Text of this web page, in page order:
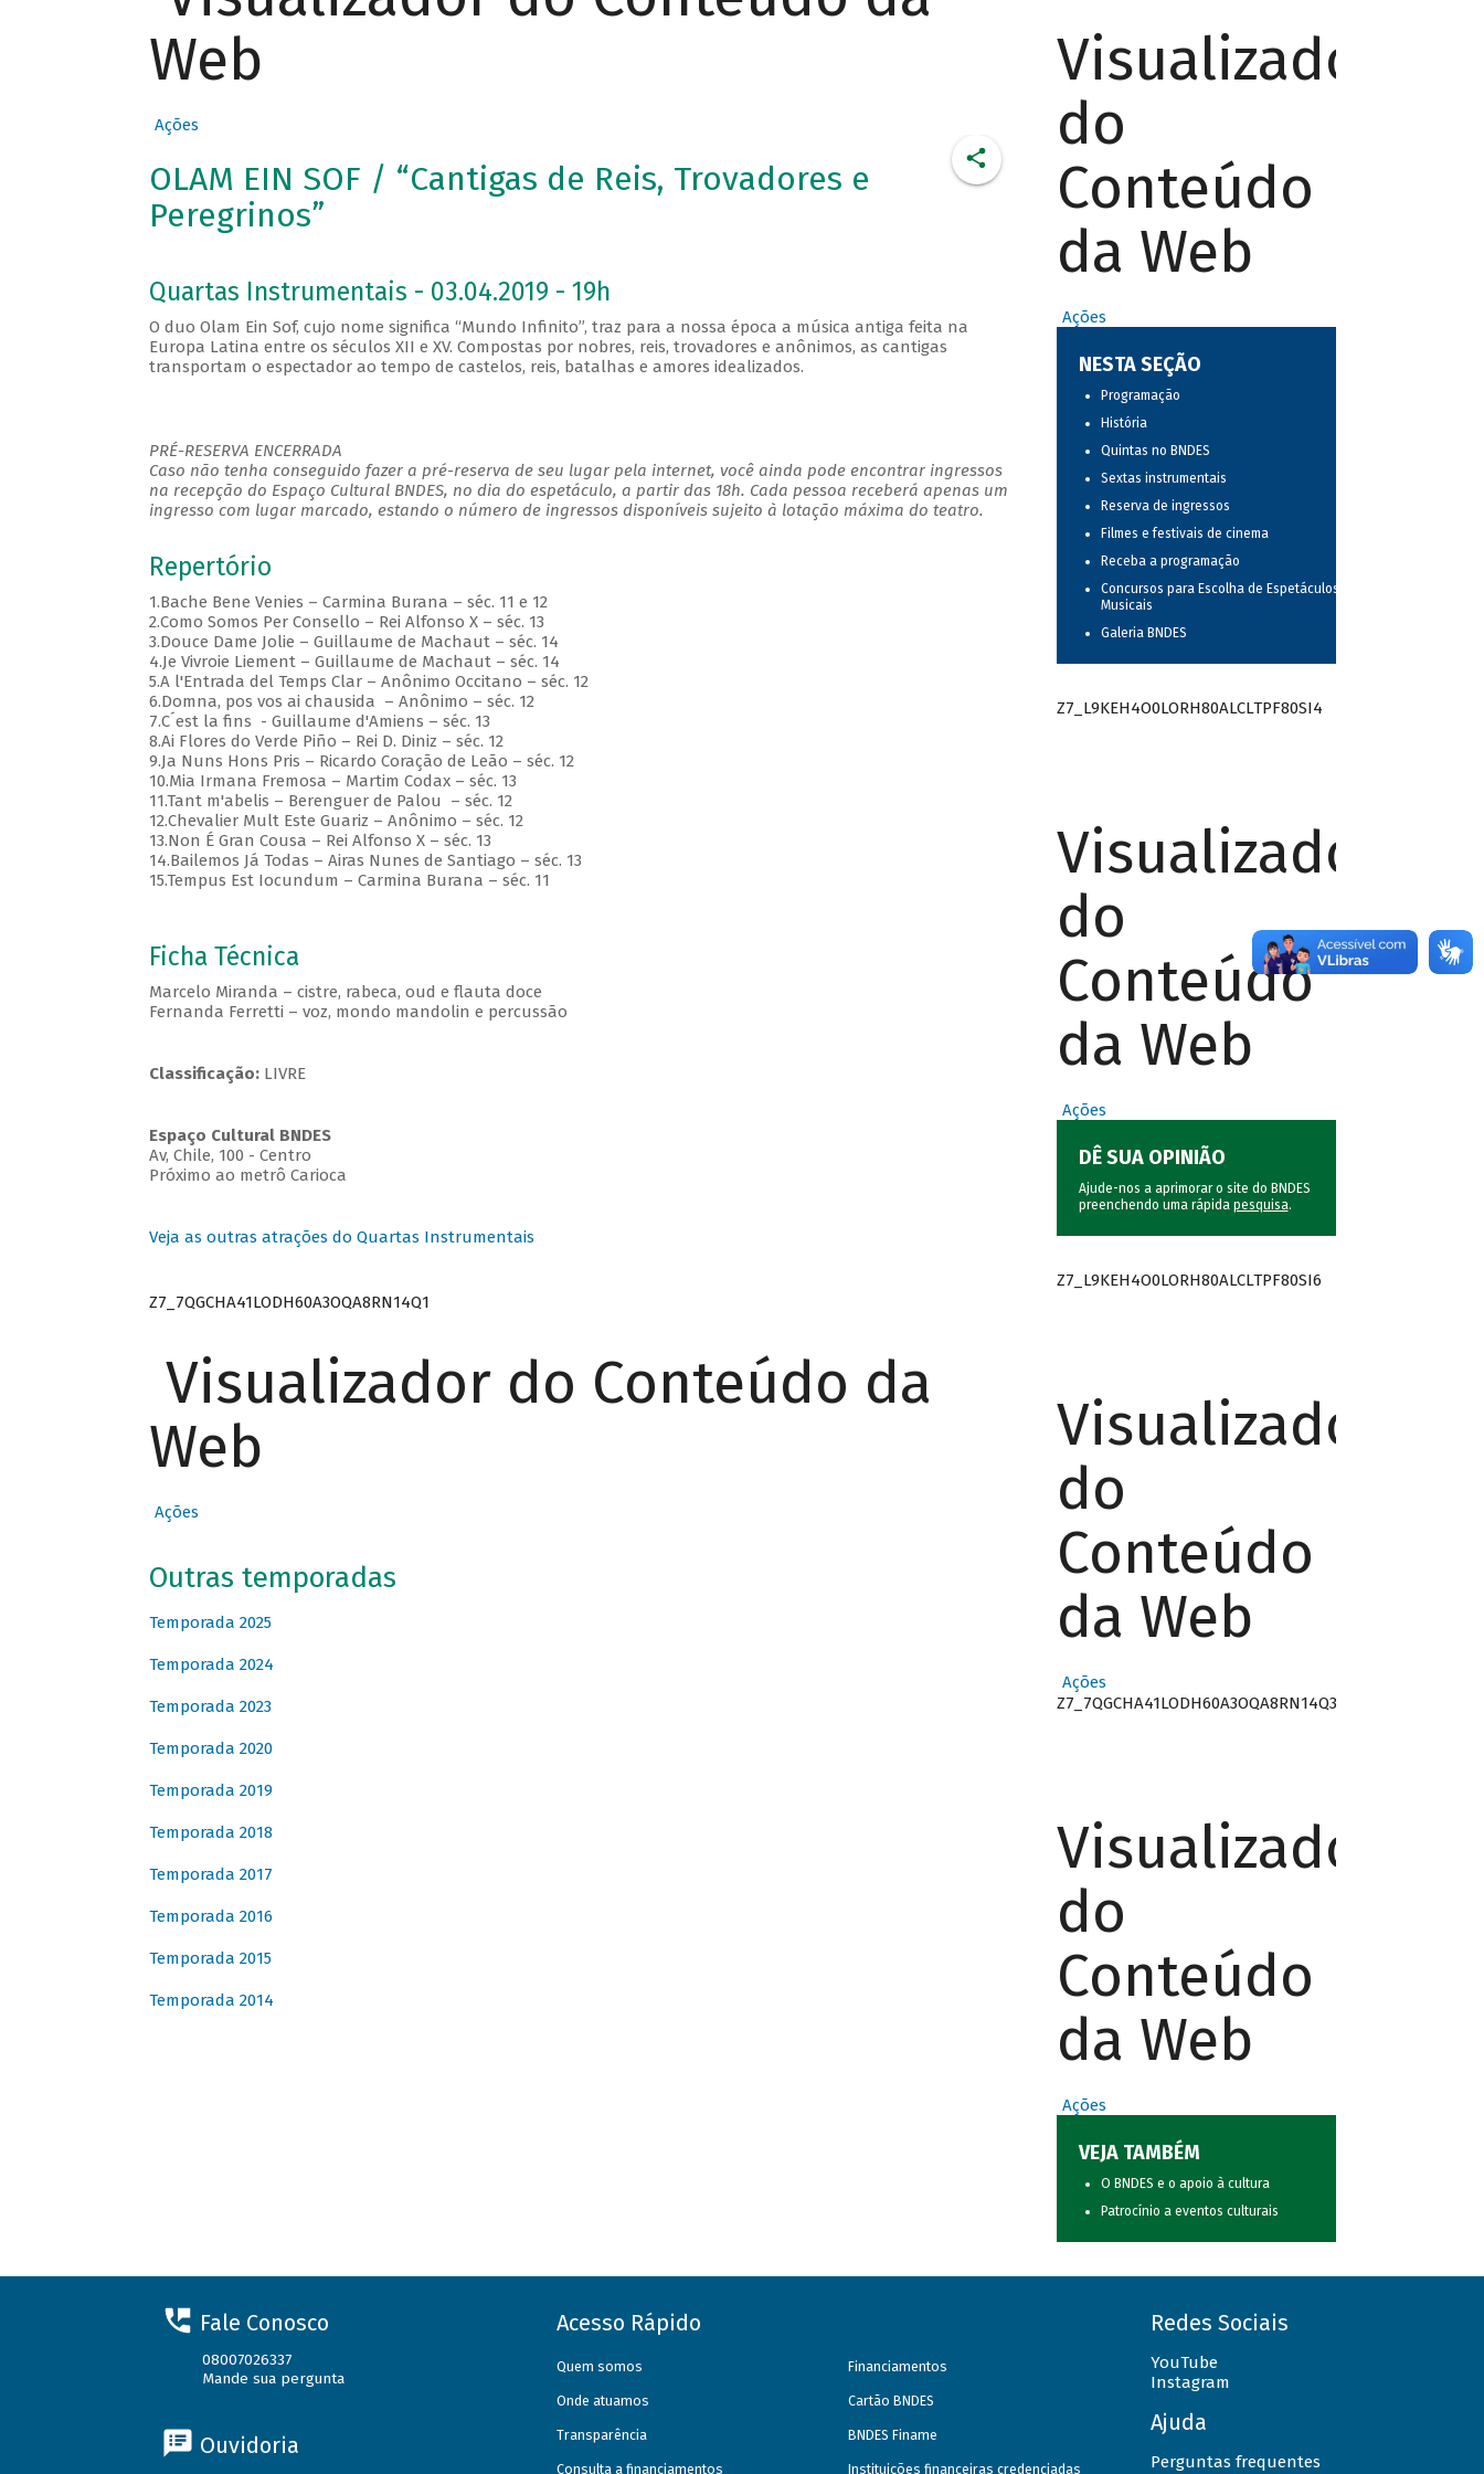
Web
Ações
OLAM EIN SOF / “Cantigas de Reis, Trovadores e
Peregrinos”
Quartas Instrumentais - 03.04.2019 - 19h
O duo Olam Ein Sof, cujo nome significa “Mundo Infinito”, traz para a nossa época a música antiga feita na
Europa Latina entre os séculos XII e XV. Compostas por nobres, reis, trovadores e anônimos, as cantigas
transportam o espectador ao tempo de castelos, reis, batalhas e amores idealizados.
PRÉ-RESERVA ENCERRADA
Caso não tenha conseguido fazer a pré-reserva de seu lugar pela internet, você ainda pode encontrar ingressos
na recepção do Espaço Cultural BNDES, no dia do espetáculo, a partir das 18h. Cada pessoa receberá apenas um
ingresso com lugar marcado, estando o número de ingressos disponíveis sujeito à lotação máxima do teatro.
Repertório
1.Bache Bene Venies – Carmina Burana – séc. 11 e 12
2.Como Somos Per Consello – Rei Alfonso X – séc. 13
3.Douce Dame Jolie – Guillaume de Machaut – séc. 14
4.Je Vivroie Liement – Guillaume de Machaut – séc. 14
5.A l'Entrada del Temps Clar – Anônimo Occitano – séc. 12
6.Domna, pos vos ai chausida – Anônimo – séc. 12
7.C´est la fins - Guillaume d'Amiens – séc. 13
8.Ai Flores do Verde Piño – Rei D. Diniz – séc. 12
9.Ja Nuns Hons Pris – Ricardo Coração de Leão – séc. 12
10.Mia Irmana Fremosa – Martim Codax – séc. 13
11.Tant m'abelis – Berenguer de Palou – séc. 12
12.Chevalier Mult Este Guariz – Anônimo – séc. 12
13.Non É Gran Cousa – Rei Alfonso X – séc. 13
14.Bailemos Já Todas – Airas Nunes de Santiago – séc. 13
15.Tempus Est Iocundum – Carmina Burana – séc. 11
Ficha Técnica
Marcelo Miranda – cistre, rabeca, oud e flauta doce
Fernanda Ferretti – voz, mondo mandolin e percussão
Classificação: LIVRE
Espaço Cultural BNDES
Av, Chile, 100 - Centro
Próximo ao metrô Carioca
Veja as outras atrações do Quartas Instrumentais
Z7_7QGCHA41LODH60A3OQA8RN14Q1
Visualizador do Conteúdo da
Web
Ações
Outras temporadas
Temporada 2025
Temporada 2024
Temporada 2023
Temporada 2020
Temporada 2019
Temporada 2018
Temporada 2017
Temporada 2016
Temporada 2015
Temporada 2014
Visualizador
do
Conteúdo
da Web
Ações
NESTA SEÇÃO
Programação
História
Quintas no BNDES
Sextas instrumentais
Reserva de ingressos
Filmes e festivais de cinema
Receba a programação
Concursos para Escolha de Espetáculos
Musicais
Galeria BNDES
Z7_L9KEH4O0LORH80ALCLTPF80SI4
Visualizador
do
Conteúdo
da Web
Ações
DÊ SUA OPINIÃO
Ajude-nos a aprimorar o site do BNDES
preenchendo uma rápida pesquisa.
Z7_L9KEH4O0LORH80ALCLTPF80SI6
Visualizador
do
Conteúdo
da Web
Ações
Z7_7QGCHA41LODH60A3OQA8RN14Q3
Visualizador
do
Conteúdo
da Web
Ações
VEJA TAMBÉM
O BNDES e o apoio à cultura
Patrocínio a eventos culturais
Fale Conosco
08007026337
Mande sua pergunta
Ouvidoria
Acesso Rápido
Quem somos
Onde atuamos
Transparência
Consulta a financiamentos
Financiamentos
Cartão BNDES
BNDES Finame
Instituições financeiras credenciadas
Redes Sociais
YouTube
Instagram
Ajuda
Perguntas frequentes